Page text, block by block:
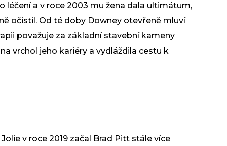
léčení a v roce 2003 mu žena dala ultimátum,
očistil. Od té doby Downey otevřeně mluví
považuje za základní stavební kameny
vrchol jeho kariéry a vydláždila cestu k
v roce 2019 začal Brad Pitt stále více